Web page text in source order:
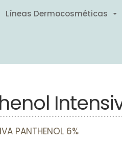
Líneas Dermocosméticas
PANTHENOL 6%